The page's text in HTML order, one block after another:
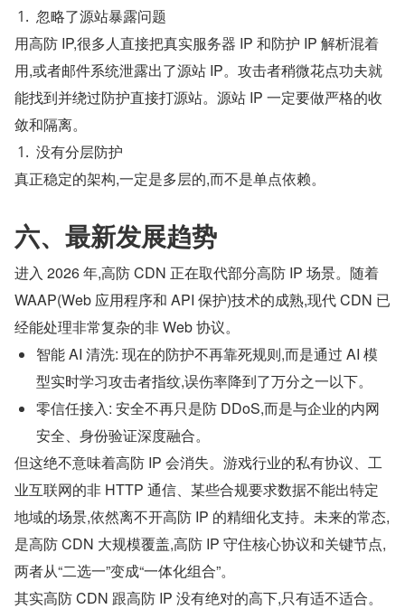
忽略了源站暴露问题
用高防 IP,很多人直接把真实服务器 IP 和防护 IP 解析混着
用,或者邮件系统泄露出了源站 IP。攻击者稍微花点功夫就
能找到并绕过防护直接打源站。源站 IP 一定要做严格的收
敛和隔离。
没有分层防护
真正稳定的架构,一定是多层的,而不是单点依赖。
六、最新发展趋势
进入 2026 年,高防 CDN 正在取代部分高防 IP 场景。随着
WAAP(Web 应用程序和 API 保护)技术的成熟,现代 CDN 已
经能处理非常复杂的非 Web 协议。
智能 AI 清洗: 现在的防护不再靠死规则,而是通过 AI 模
型实时学习攻击者指纹,误伤率降到了万分之一以下。
零信任接入: 安全不再只是防 DDoS,而是与企业的内网
安全、身份验证深度融合。
但这绝不意味着高防 IP 会消失。游戏行业的私有协议、工
业互联网的非 HTTP 通信、某些合规要求数据不能出特定
地域的场景,依然离不开高防 IP 的精细化支持。未来的常态,
是高防 CDN 大规模覆盖,高防 IP 守住核心协议和关键节点,
两者从“二选一”变成“一体化组合”。
其实高防 CDN 跟高防 IP 没有绝对的高下,只有适不适合。